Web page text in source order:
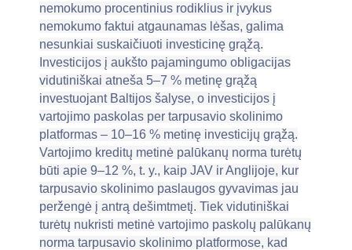
nemokumo procentinius rodiklius ir įvykus
nemokumo faktui atgaunamas lėšas, galima
nesunkiai suskaičiuoti investicinę grąžą.
Investicijos į aukšto pajamingumo obligacijas
vidutiniškai atneša 5–7 % metinę grąžą
investuojant Baltijos šalyse, o investicijos į
vartojimo paskolas per tarpusavio skolinimo
platformas – 10–16 % metinę investicijų grąžą.
Vartojimo kreditų metinė palūkanų norma turėtų
būti apie 9–12 %, t. y., kaip JAV ir Anglijoje, kur
tarpusavio skolinimo paslaugos gyvavimas jau
peržengė į antrą dešimtmetį. Tiek vidutiniškai
turėtų nukristi metinė vartojimo paskolų palūkanų
norma tarpusavio skolinimo platformose, kad